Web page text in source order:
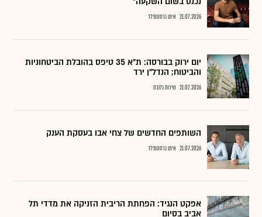
21.07.2026 איתן גרסטנפלד
יום ירוק בבורסה: ת"א 35 טיפס בהובלת הביטחוניות
והביטוח; הנדל"ן ירד
21.07.2026 שירות גלובס
השותפים החדשים של צחי אבו בעסקת הענק
21.07.2026 איתן גרסטנפלד
אפקט הנגיד: הפחתת הריבית הזניקה את מדדי תל
אביב בסיום